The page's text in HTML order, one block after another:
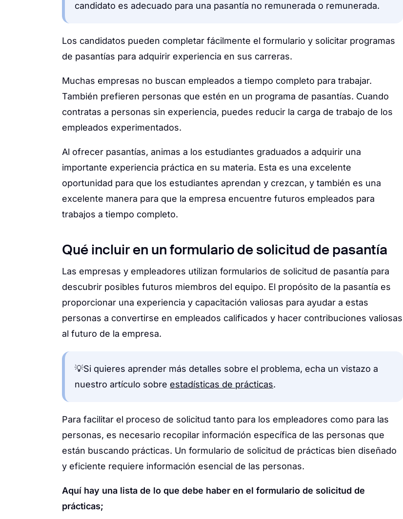
candidato es adecuado para una pasantía no remunerada o remunerada.
Los candidatos pueden completar fácilmente el formulario y solicitar programas
de pasantías para adquirir experiencia en sus carreras.
Muchas empresas no buscan empleados a tiempo completo para trabajar.
También prefieren personas que estén en un programa de pasantías. Cuando
contratas a personas sin experiencia, puedes reducir la carga de trabajo de los
empleados experimentados.
Al ofrecer pasantías, animas a los estudiantes graduados a adquirir una
importante experiencia práctica en su materia. Esta es una excelente
oportunidad para que los estudiantes aprendan y crezcan, y también es una
excelente manera para que la empresa encuentre futuros empleados para
trabajos a tiempo completo.
Qué incluir en un formulario de solicitud de pasantía
Las empresas y empleadores utilizan formularios de solicitud de pasantía para
descubrir posibles futuros miembros del equipo. El propósito de la pasantía es
proporcionar una experiencia y capacitación valiosas para ayudar a estas
personas a convertirse en empleados calificados y hacer contribuciones valiosas
al futuro de la empresa.
💡Si quieres aprender más detalles sobre el problema, echa un vistazo a
nuestro artículo sobre estadísticas de prácticas.
Para facilitar el proceso de solicitud tanto para los empleadores como para las
personas, es necesario recopilar información específica de las personas que
están buscando prácticas. Un formulario de solicitud de prácticas bien diseñado
y eficiente requiere información esencial de las personas.
Aquí hay una lista de lo que debe haber en el formulario de solicitud de
prácticas;